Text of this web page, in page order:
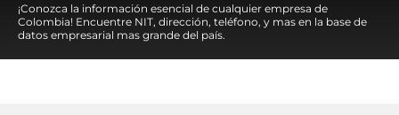
¡Conozca la información esencial de cualquier empresa de
Colombia! Encuentre NIT, dirección, teléfono, y mas en la base de
datos empresarial mas grande del país.